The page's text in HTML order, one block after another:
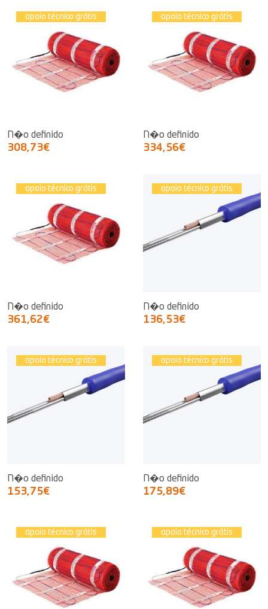
apoio técnico grátis
N�o definido
308,73€
apoio técnico grátis
N�o definido
334,56€
apoio técnico grátis
N�o definido
361,62€
apoio técnico grátis
N�o definido
136,53€
apoio técnico grátis
N�o definido
153,75€
apoio técnico grátis
N�o definido
175,89€
apoio técnico grátis apoio técnico grátis